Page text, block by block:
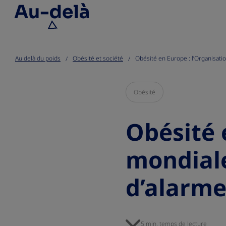
Go to the page content
Au delà du poids Obésité et société Obésité en Europe :
Obésité
Obésité
d’alarme
5 min. temps de lecture